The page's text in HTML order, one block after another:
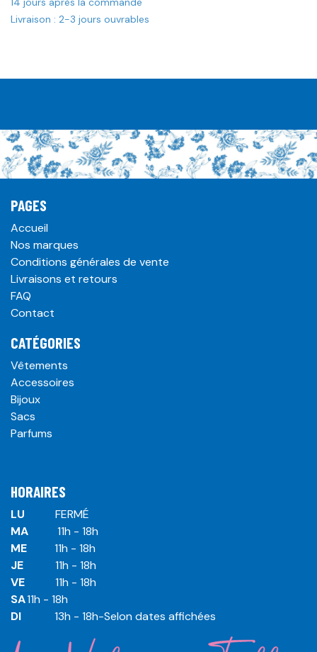
Livraison : 2-3 jours ouvrables
PAGES
Accueil
Nos marques
Conditions générales de vente
Livraisons et retours
FAQ
Contact
CATÉGORIES
Vêtements
Accessoires
Bijoux
Sacs
Parfums
HORAIRES
LU
​ ​FERMÉ
MA
​11h - 18h
ME
​11h - 18h
JE
​​11h - 18h
VE
​​​11h - 18h
SA​​​11h - 18h
DI
​​​ 13h - 18h-Selon dates affichées